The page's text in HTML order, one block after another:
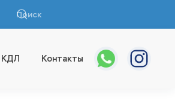
КДЛ Контакты